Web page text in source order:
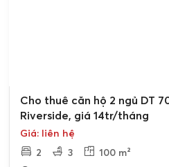
Cho thuê căn hộ 2 ngủ DT
Riverside, giá 14tr/tháng
Giá: liên hệ
2
3 100 m²